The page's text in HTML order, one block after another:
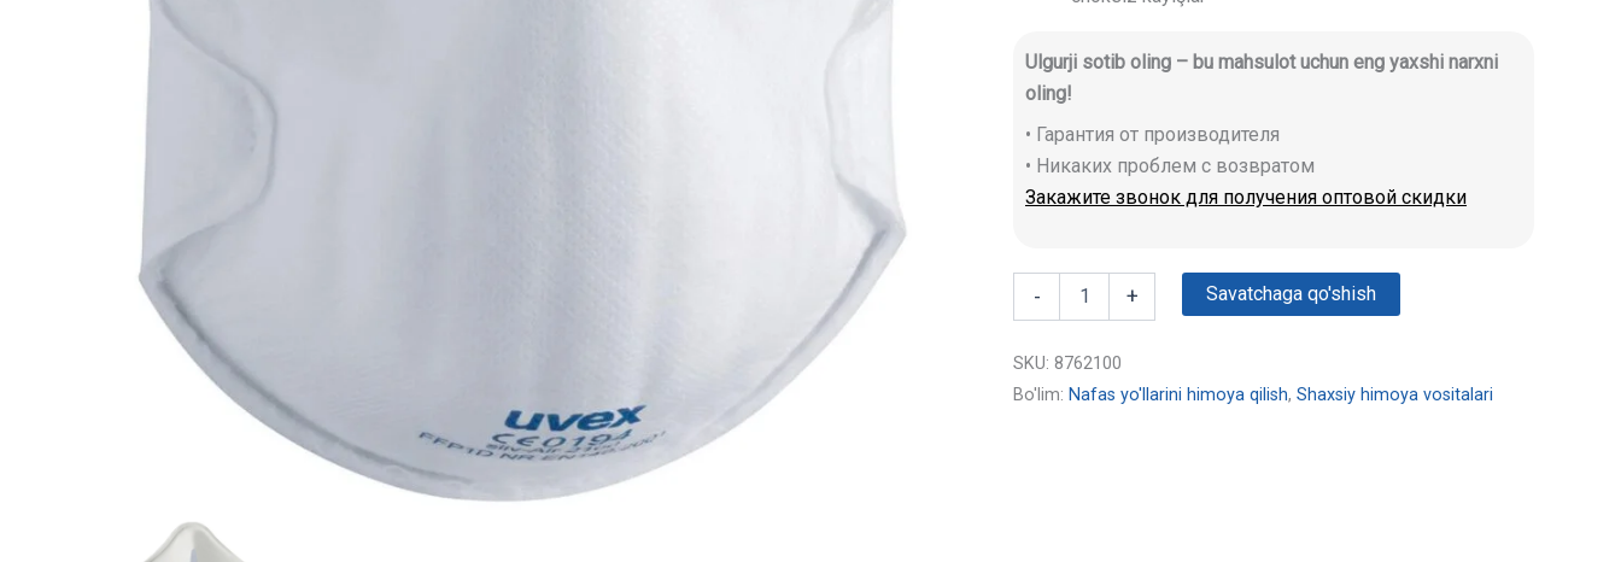
Ulgurji sotib oling – bu mahsulot uchun eng yaxshi narxni
oling!
• Гарантия от производителя
• Никаких проблем с возвратом
Закажите звонок для получения оптовой скидки
- + Savatchaga qo'shish
SKU: 8762100
Bo'lim: Nafas yo'llarini himoya qilish, Shaxsiy himoya vositalari